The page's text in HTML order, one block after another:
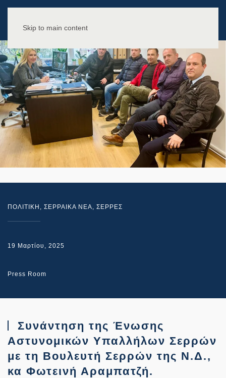
Skip to main content
ΠΟΛΙΤΙΚΗ , ΣΕΡΡΑΙΚΑ ΝΕΑ, ΣΕΡΡΕΣ
19 Μαρτίου, 2025
Press Room
Συνάντηση της Ένωσης
Αστυνομικών Υπαλλήλων Σερρών
με τη Βουλευτή Σερρών της Ν.Δ.,
κα Φωτεινή Αραμπατζή.